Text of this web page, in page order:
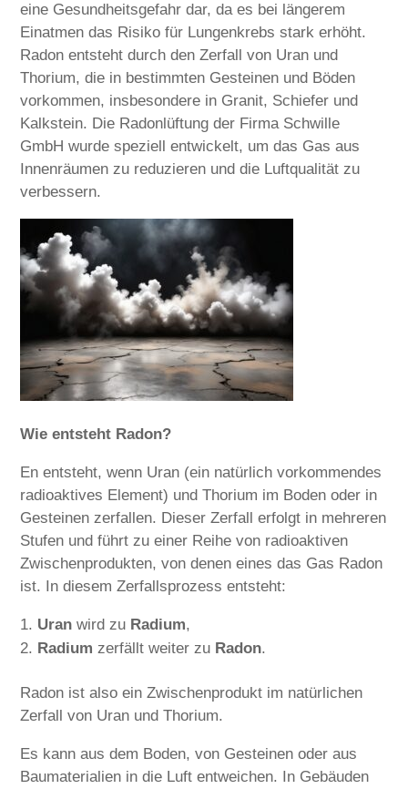
eine Gesundheitsgefahr dar, da es bei längerem
Einatmen das Risiko für Lungenkrebs stark erhöht.
Radon entsteht durch den Zerfall von Uran und
Thorium, die in bestimmten Gesteinen und Böden
vorkommen, insbesondere in Granit, Schiefer und
Kalkstein. Die Radonlüftung der Firma Schwille
GmbH wurde speziell entwickelt, um das Gas aus
Innenräumen zu reduzieren und die Luftqualität zu
verbessern.
Wie entsteht Radon?
En entsteht, wenn Uran (ein natürlich vorkommendes
radioaktives Element) und Thorium im Boden oder in
Gesteinen zerfallen. Dieser Zerfall erfolgt in mehreren
Stufen und führt zu einer Reihe von radioaktiven
Zwischenprodukten, von denen eines das Gas Radon
ist. In diesem Zerfallsprozess entsteht:
Uran wird zu Radium,
Radium zerfällt weiter zu Radon.
Radon ist also ein Zwischenprodukt im natürlichen
Zerfall von Uran und Thorium.
Es kann aus dem Boden, von Gesteinen oder aus
Baumaterialien in die Luft entweichen. In Gebäuden